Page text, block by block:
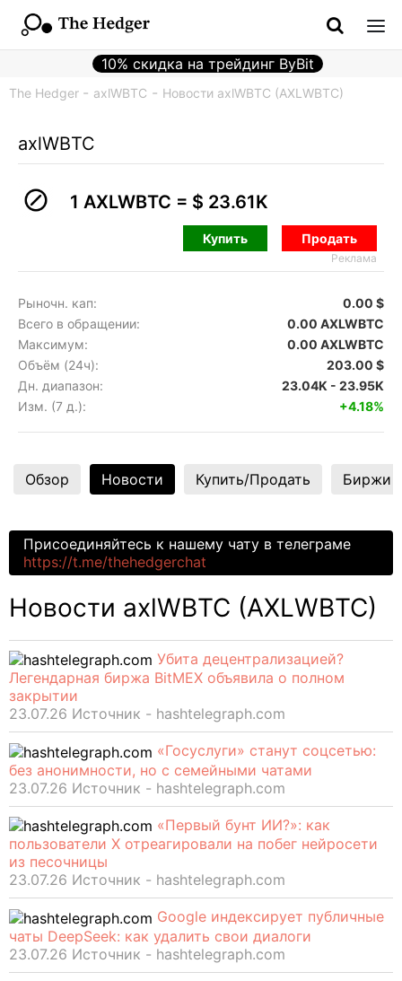
10% скидка на трейдинг ByBit
The Hedger axlWBTC Новости axlWBTC (AXLWBTC)
axlWBTC
1 AXLWBTC = $ 23.61K
Купить Продать
Реклама
Рыночн. кап:
0.00 $
Всего в обращении:
0.00 AXLWBTC
Максимум:
0.00 AXLWBTC
Объём (24ч):
203.00 $
Дн. диапазон:
23.04K - 23.95K
Изм. (7 д.):
+4.18%
Обзор Новости Купить/Продать Биржи
Присоединяйтесь к нашему чату в телеграме
https://t.me/thehedgerchat
Новости axlWBTC (AXLWBTC)
Убита децентрализацией?
Легендарная биржа BitMEX объявила о полном
закрытии
23.07.26 Источник - hashtelegraph.com
«Госуслуги» станут соцсетью:
без анонимности, но с семейными чатами
23.07.26 Источник - hashtelegraph.com
«Первый бунт ИИ?»: как
пользователи X отреагировали на побег нейросети
из песочницы
23.07.26 Источник - hashtelegraph.com
Google индексирует публичные
чаты DeepSeek: как удалить свои диалоги
23.07.26 Источник - hashtelegraph.com